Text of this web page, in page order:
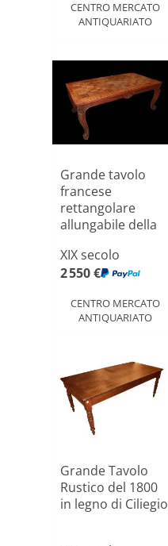
CENTRO MERCATO
ANTIQUARIATO
Grande tavolo
francese
rettangolare
allungabile della
XIX secolo
2 550 €
CENTRO MERCATO
ANTIQUARIATO
Grande Tavolo
Rustico del 1800
in legno di Ciliegio